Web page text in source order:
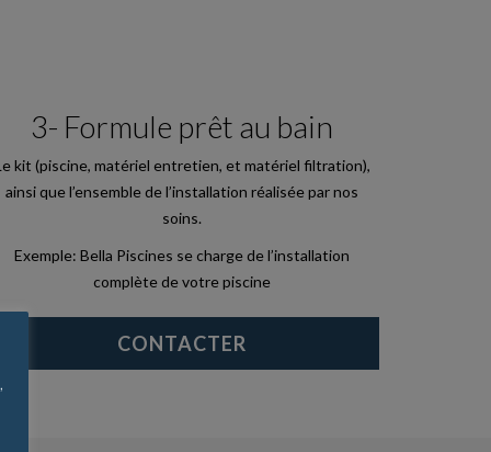
3- Formule prêt au bain
kit (piscine, matériel entretien, et matériel filtration),
ainsi que l’ensemble de l’installation réalisée par nos
soins.
Exemple: Bella Piscines se charge de l’installation
complète de votre piscine
CONTACTER